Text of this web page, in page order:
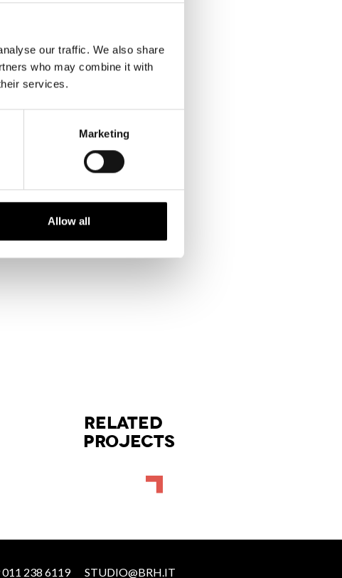
our traffic. We also share
who may combine it with
services.
Marketing
Allow all
RELATED
PROJECTS
011 238 6119 STUDIO@BRH.IT